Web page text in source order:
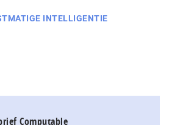
INTELLIGENTIE
Computable